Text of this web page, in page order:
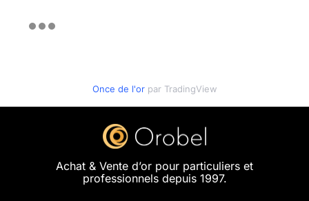
Once de l'or par TradingView
Achat & Vente d’or pour particuliers et
professionnels depuis 1997.